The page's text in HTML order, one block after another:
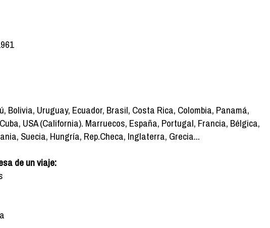
Bolivia, Uruguay, Ecuador, Brasil, Costa Rica, Colombia, Panamá,
USA (California). Marruecos, España, Portugal, Francia, Bélgica,
Suecia, Hungría, Rep.Checa, Inglaterra, Grecia...
de un viaje: